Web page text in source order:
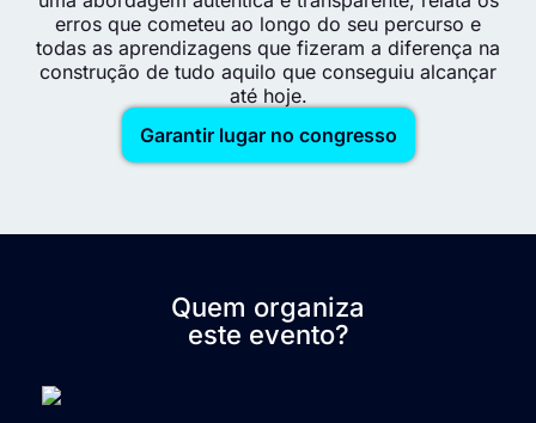
erros que cometeu ao longo do seu percurso e
todas as aprendizagens que fizeram a diferença na
construção de tudo aquilo que conseguiu alcançar
até hoje.
Garantir lugar no congresso
Quem organiza
este evento?